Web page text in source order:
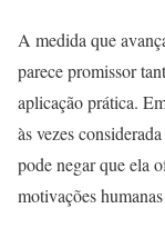
A medida que
parece promissor
aplicação prática.
às vezes
pode negar que ela
motivações